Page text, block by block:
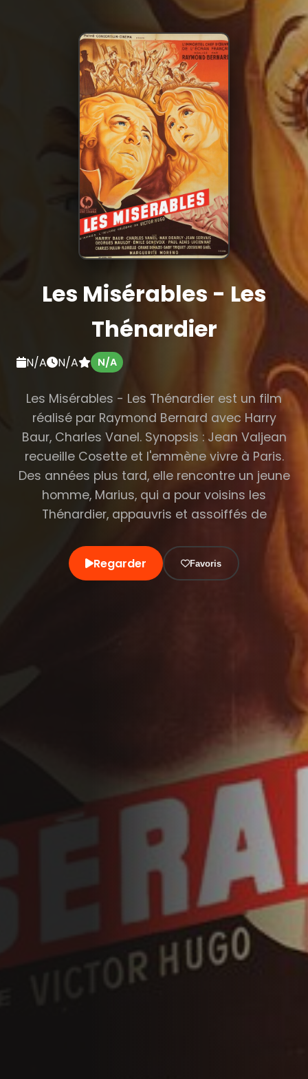
Les Misérables - Les
Thénardier
N/A N/A N/A
Les Misérables - Les Thénardier est un film
réalisé par Raymond Bernard avec Harry
Baur, Charles Vanel. Synopsis : Jean Valjean
recueille Cosette et l'emmène vivre à Paris.
Des années plus tard, elle rencontre un jeune
homme, Marius, qui a pour voisins les
Thénardier, appauvris et assoiffés de
Regarder Favoris